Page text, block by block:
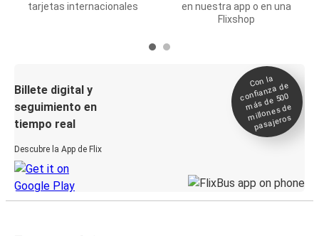
tarjetas internacionales
en nuestra app o en una
Flixshop
Billete digital y
seguimiento en
tiempo real
Descubre la App de Flix
Con la
confianza de
más de 500
millones de
pasajeros